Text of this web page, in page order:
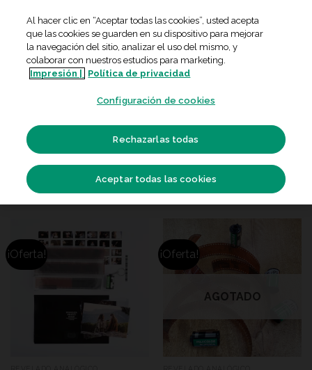
content
INICIO / REVELADO ANALÓGICO
FILTRAR
¡Oferta! ¡Oferta!
AGOTADO
Al hacer clic en “Aceptar todas las cookies”, usted acepta
que las cookies se guarden en su dispositivo para mejorar
la navegación del sitio, analizar el uso del mismo, y
colaborar con nuestros estudios para marketing.
Impresión |
Política de privacidad
Configuración de cookies
Rechazarlas todas
Aceptar todas las cookies